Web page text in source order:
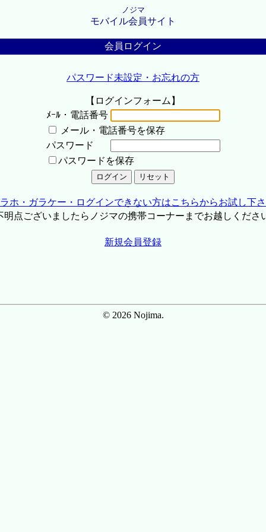
ノジマ
モバイル会員サイト
会員ログイン
パスワード未設定・お忘れの方
【ログインフォーム】
ﾒｰﾙ・電話番号
メール・電話番号を保存
パスワード
パスワードを保存
ホ・ガラケー・ログインできない方はこちらからお試し下
点ございましたらノジマの携帯コーナーまでお越しくださ
新規会員登録
© 2026 Nojima.